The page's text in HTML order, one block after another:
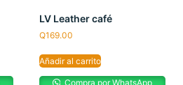
LV Leather café
Q169.00
Añadir al carrito
Compra por WhatsApp